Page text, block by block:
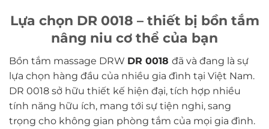
Lựa chọn DR 0018 – thiết bị bồn tắm
nâng niu cơ thể của bạn
Bồn tắm massage DRW DR 0018 đã và đang là sự
lựa chọn hàng đầu của nhiều gia đình tại Việt Nam.
DR 0018 sở hữu thiết kế hiện đại, tích hợp nhiều
tính năng hữu ích, mang tới sự tiện nghi, sang
trọng cho không gian phòng tắm của mọi gia đình.